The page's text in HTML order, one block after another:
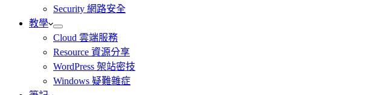
Security 網路安全
教學
Cloud 雲端服務
Resource 資源分享
WordPress 架站密技
Windows 疑難雜症